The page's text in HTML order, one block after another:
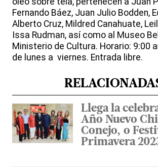
Fernando Báez, Juan Julio Bodden,
Alberto Cruz, Mildred Canahuate,
Issa Rudman, así como al Museo
Ministerio de Cultura. Horario: 9:00
de lunes a viernes. Entrada libre.
Llega la
Año Nuevo
Conejo, o
Primavera